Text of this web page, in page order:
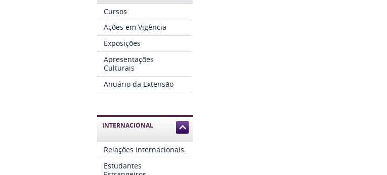
Cursos
Ações em Vigência
Exposições
Apresentações
Culturais
Anuário da Extensão
INTERNACIONAL
Relações Internacionais
Estudantes